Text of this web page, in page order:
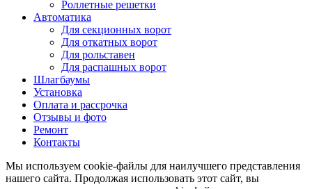
Роллетные решетки
Автоматика
Для секционных ворот
Для откатных ворот
Для рольставен
Для распашных ворот
Шлагбаумы
Установка
Оплата и рассрочка
Отзывы и фото
Ремонт
Контакты
Мы используем cookie-файлы для наилучшего представления
нашего сайта. Продолжая использовать этот сайт, вы